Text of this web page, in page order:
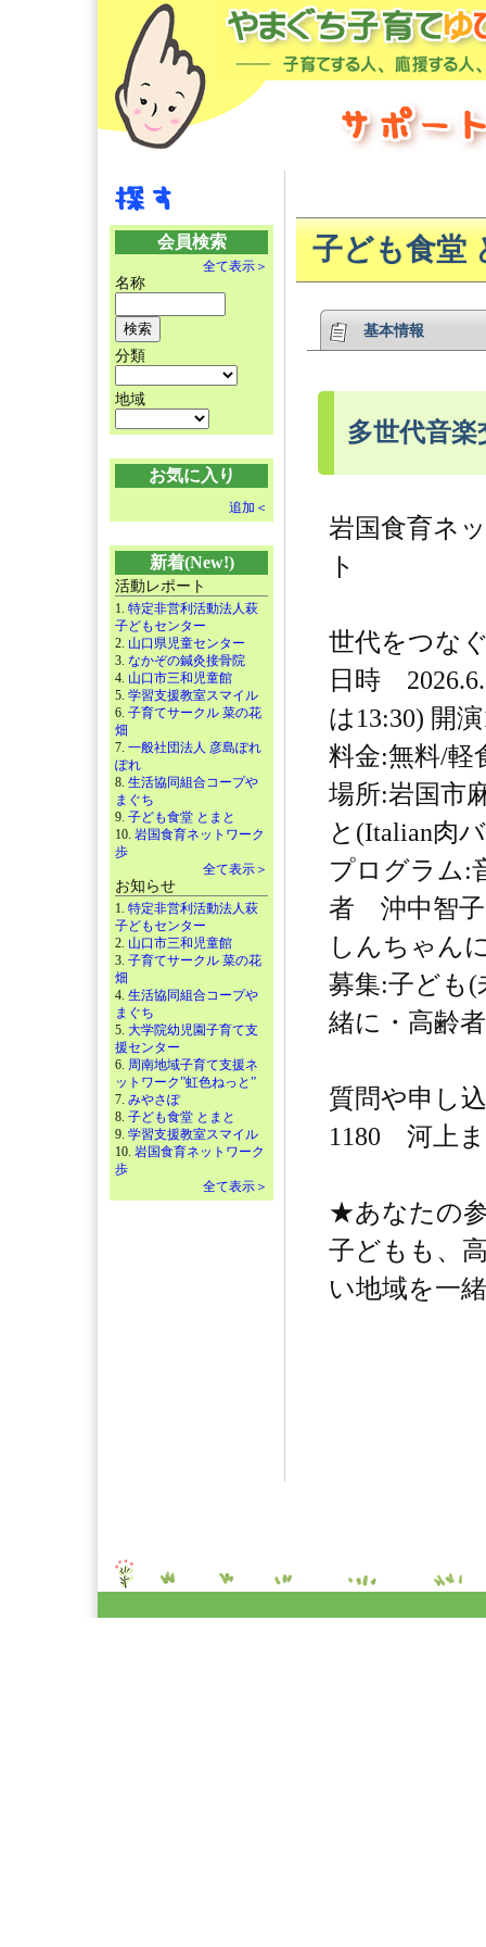
会員検索
全て表示＞
名称
分類
地域
お気に入り
追加＜
新着(New!)
活動レポート
1. 特定非営利活動法人萩
子どもセンター
2. 山口県児童センター
3. なかぞの鍼灸接骨院
4. 山口市三和児童館
5. 学習支援教室スマイル
6. 子育てサークル 菜の花
畑
7. 一般社団法人 彦島ぽれ
ぽれ
8. 生活協同組合コープや
まぐち
9. 子ども食堂 とまと
10. 岩国食育ネットワーク
歩
全て表示＞
お知らせ
1. 特定非営利活動法人萩
子どもセンター
2. 山口市三和児童館
3. 子育てサークル 菜の花
畑
4. 生活協同組合コープや
まぐち
5. 大学院幼児園子育て支
援センター
6. 周南地域子育て支援ネ
ットワーク”虹色ねっと”
7. みやさぽ
8. 子ども食堂 とまと
9. 学習支援教室スマイル
10. 岩国食育ネットワーク
歩
全て表示＞
子ども食堂
基本情報
多世代音楽
岩国食育ネ
ト
世代をつな
日時
は13:30) 開
料金:無料/軽
場所:岩国市
と(Italian肉
プログラム:
者 沖中智
しんちゃん
募集:子ども(
緒に・高齢者
質問や申し
1180 河上
★あなたの
子どもも、
い地域を一